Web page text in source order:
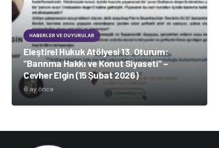
HABERLER VE DUYURULAR
Eleştirel Hukuk Atölyesi 13. Oturum:
“Barınma Hakkı ve Konut Siyaseti” –
Cevher Elgin (15 Şubat 2026)
6 ay önce